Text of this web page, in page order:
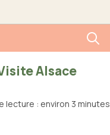
Alsace
lecture : environ 3 minutes